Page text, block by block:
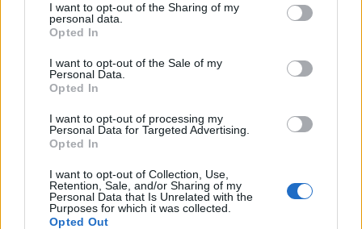
I want to opt-out of the Sharing of my
personal data.
Opted In
I want to opt-out of the Sale of my
Personal Data.
Opted In
I want to opt-out of processing my
Personal Data for Targeted Advertising.
Opted In
I want to opt-out of Collection, Use,
Retention, Sale, and/or Sharing of my
Personal Data that Is Unrelated with the
Purposes for which it was collected.
Opted Out
Reklama: